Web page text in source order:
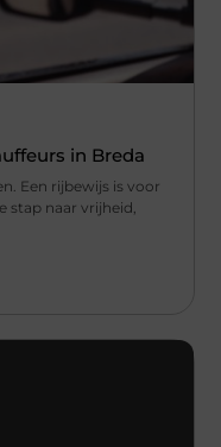
in Breda
Een rijbewijs is voor
stap naar vrijheid,